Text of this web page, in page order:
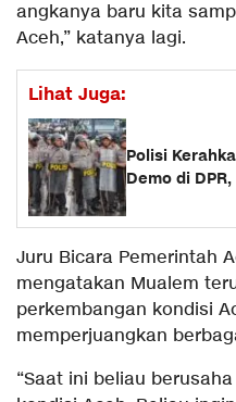
angkanya baru kita
Aceh,” katanya lagi.
Lihat Juga:
Polisi
Demo di
Juru Bicara Pemerintah
mengatakan Mualem
perkembangan kondisi
memperjuangkan
“Saat ini beliau